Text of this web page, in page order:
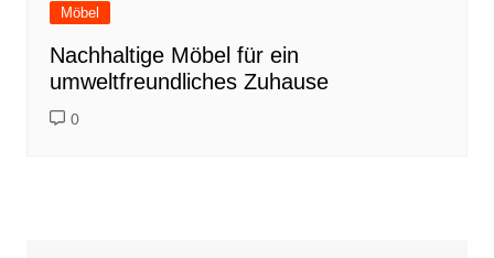
Möbel
Nachhaltige Möbel für ein
umweltfreundliches Zuhause
0